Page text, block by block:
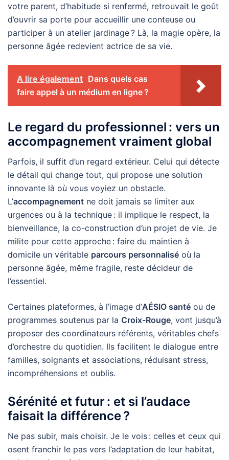
votre parent, d’habitude si renfermé, retrouvait le goût
d’ouvrir sa porte pour accueillir une conteuse ou
participer à un atelier jardinage ? Là, la magie opère, la
personne âgée redevient actrice de sa vie.
A lire également Dans quels cas
faire appel à un médium en ligne ?
Le regard du professionnel : vers un
accompagnement vraiment global
Parfois, il suffit d’un regard extérieur. Celui qui détecte
le détail qui change tout, qui propose une solution
innovante là où vous voyiez un obstacle.
L’accompagnement ne doit jamais se limiter aux
urgences ou à la technique : il implique le respect, la
bienveillance, la co-construction d’un projet de vie. Je
milite pour cette approche : faire du maintien à
domicile un véritable parcours personnalisé où la
personne âgée, même fragile, reste décideur de
l’essentiel.
Certaines plateformes, à l’image d’AÉSIO santé ou de
programmes soutenus par la Croix-Rouge, vont jusqu’à
proposer des coordinateurs référents, véritables chefs
d’orchestre du quotidien. Ils facilitent le dialogue entre
familles, soignants et associations, réduisant stress,
incompréhensions et oublis.
Sérénité et futur : et si l’audace
faisait la différence ?
Ne pas subir, mais choisir. Je le vois : celles et ceux qui
osent franchir le pas vers l’adaptation de leur habitat,